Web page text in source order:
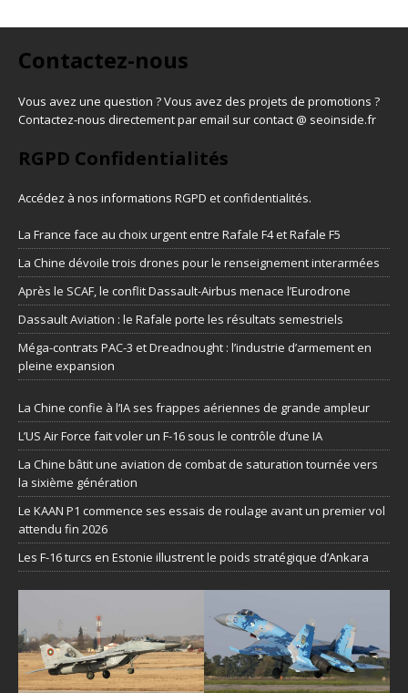
Contactez-nous
Vous avez une question ? Vous avez des projets de promotions ?
Contactez-nous directement par email sur contact @ seoinside.fr
RGPD Confidentialités
Accédez à nos informations RGPD et confidentialités.
La France face au choix urgent entre Rafale F4 et Rafale F5
La Chine dévoile trois drones pour le renseignement interarmées
Après le SCAF, le conflit Dassault-Airbus menace l’Eurodrone
Dassault Aviation : le Rafale porte les résultats semestriels
Méga-contrats PAC-3 et Dreadnought : l’industrie d’armement en
pleine expansion
La Chine confie à l’IA ses frappes aériennes de grande ampleur
L’US Air Force fait voler un F-16 sous le contrôle d’une IA
La Chine bâtit une aviation de combat de saturation tournée vers
la sixième génération
Le KAAN P1 commence ses essais de roulage avant un premier vol
attendu fin 2026
Les F-16 turcs en Estonie illustrent le poids stratégique d’Ankara